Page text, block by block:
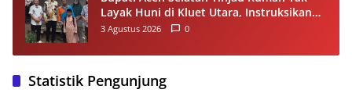
Layak Huni di Kluet Utara, Instruksikan
Masuk Program Bantuan Rumah 2027
3 Agustus 2026 0
Statistik Pengunjung